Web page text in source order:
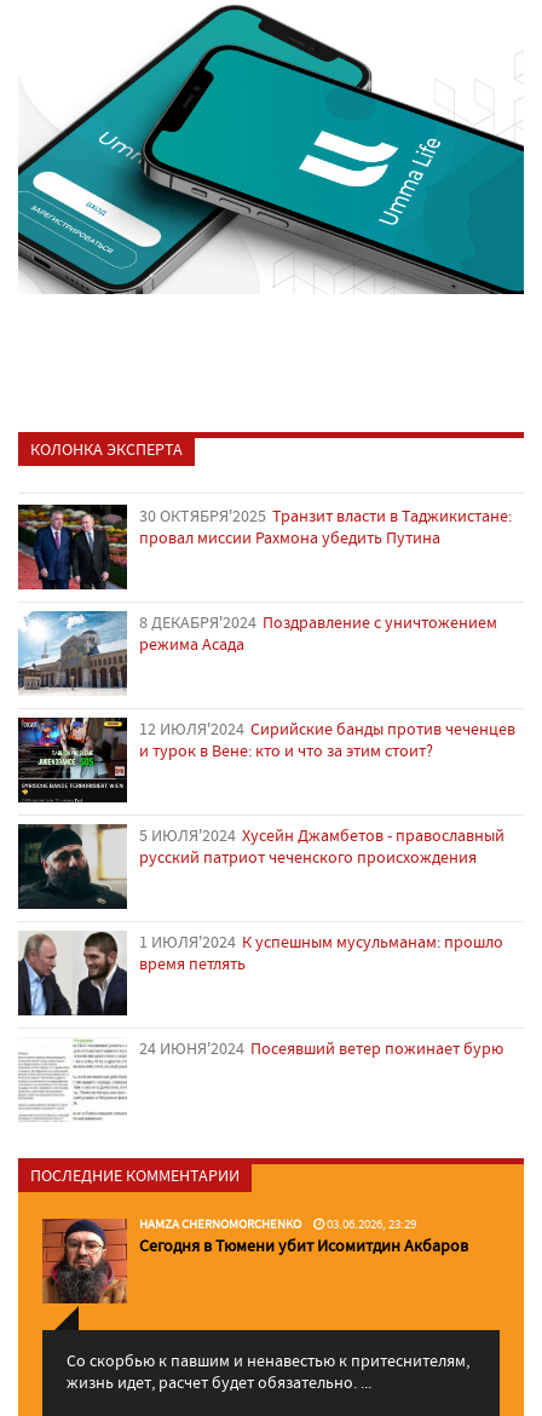
КОЛОНКА ЭКСПЕРТА
30 ОКТЯБРЯ'2025 Транзит власти в Таджикистане:
провал миссии Рахмона убедить Путина
8 ДЕКАБРЯ'2024 Поздравление с уничтожением
режима Асада
12 ИЮЛЯ'2024 Сирийские банды против чеченцев
и турок в Вене: кто и что за этим стоит?
5 ИЮЛЯ'2024 Хусейн Джамбетов - православный
русский патриот чеченского происхождения
1 ИЮЛЯ'2024 К успешным мусульманам: прошло
время петлять
24 ИЮНЯ'2024 Посеявший ветер пожинает бурю
ПОСЛЕДНИЕ КОММЕНТАРИИ
HAMZA CHERNOMORCHENKO 03.06.2026, 23:29
Сегодня в Тюмени убит Исомитдин Акбаров
Со скорбью к павшим и ненавестью к притеснителям,
жизнь идет, расчет будет обязательно. ...